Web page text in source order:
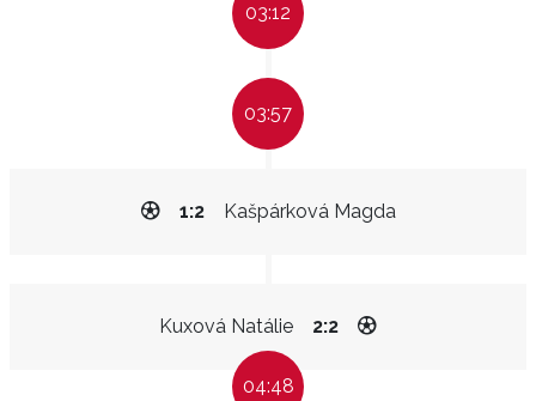
03:12
03:57
Kašpárková Magda
1:2
Kuxová Natálie 2:2
04:48